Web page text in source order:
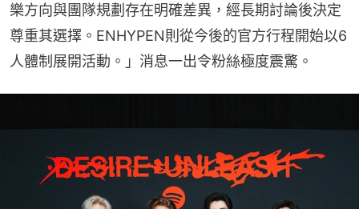
樂方向與團隊規劃存在明確差異，經長期討論後決定
尊重其選擇。ENHYPEN則從今後的官方行程開始以6
人體制展開活動。」消息一出令粉絲極度震驚。